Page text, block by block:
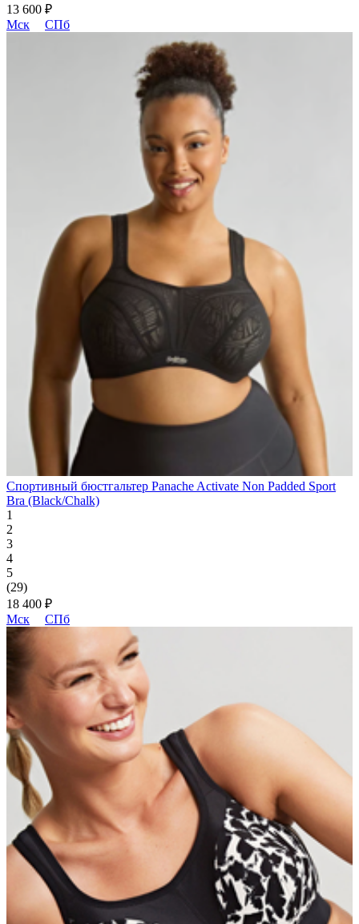
13 600 ₽
Мск
СПб
Спортивный бюстгальтер Panache Activate Non Padded Sport
Bra (Black/Chalk)
1
2
3
4
5
(29)
18 400 ₽
Мск
СПб